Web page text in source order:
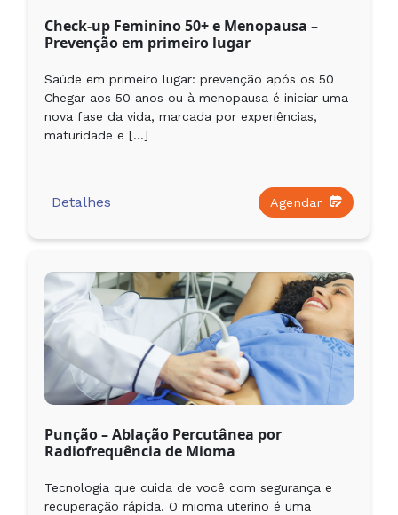
Check-up Feminino 50+ e Menopausa –
Prevenção em primeiro lugar
Saúde em primeiro lugar: prevenção após os 50
Chegar aos 50 anos ou à menopausa é iniciar uma
nova fase da vida, marcada por experiências,
maturidade e […]
Detalhes Agendar
Punção – Ablação Percutânea por
Radiofrequência de Mioma
Tecnologia que cuida de você com segurança e
recuperação rápida. O mioma uterino é uma